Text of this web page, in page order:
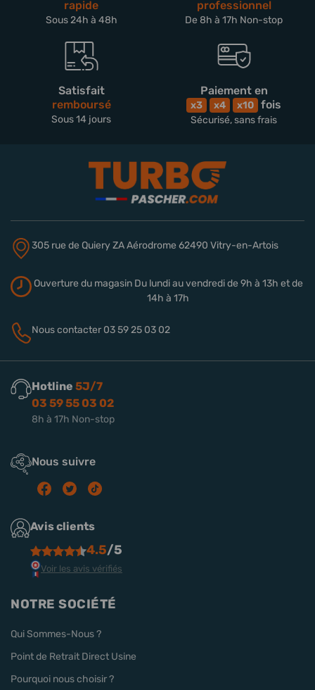
rapide
Sous 24h à 48h
professionnel
De 8h à 17h Non-stop
Satisfait
remboursé
Sous 14 jours
Paiement en
x3 x4 x10 fois
Sécurisé, sans frais
305 rue de QuieryZA Aérodrome 62490 Vitry-en-Artois
Ouverture du magasinDu lundi au vendredi de 9h à 13h et de
14h à 17h
Nous contacter 03 59 25 03 02
Hotline 5J/7
03 59 55 03 02
8h à 17h Non-stop
Nous suivre
Avis clients
4.5/5
Voir les avis vérifiés
NOTRE SOCIÉTÉ
Qui Sommes-Nous ?
Point de Retrait Direct Usine
Pourquoi nous choisir ?